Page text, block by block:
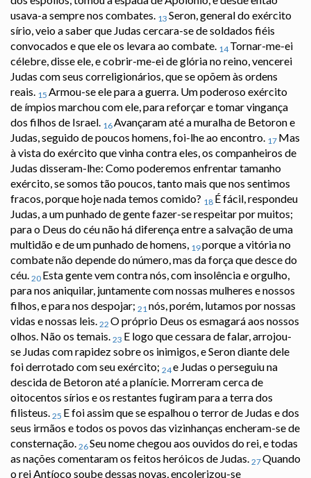
usava-a sempre nos combates. 13 Seron, general do exército
sírio, veio a saber que Judas cercara-se de soldados fiéis
convocados e que ele os levara ao combate. 14 Tornar-me-ei
célebre, disse ele, e cobrir-me-ei de glória no reino, vencerei
Judas com seus correligionários, que se opõem às ordens
reais. 15 Armou-se ele para a guerra. Um poderoso exército
de ímpios marchou com ele, para reforçar e tomar vingança
dos filhos de Israel. 16Avançaram até a muralha de Betoron e
Judas, seguido de poucos homens, foi-lhe ao encontro. 17 Mas
à vista do exército que vinha contra eles, os companheiros de
Judas disseram-lhe: Como poderemos enfrentar tamanho
exército, se somos tão poucos, tanto mais que nos sentimos
fracos, porque hoje nada temos comido? 18 É fácil, respondeu
Judas, a um punhado de gente fazer-se respeitar por muitos;
para o Deus do céu não há diferença entre a salvação de uma
multidão e de um punhado de homens, 19porque a vitória no
combate não depende do número, mas da força que desce do
céu. 20 Esta gente vem contra nós, com insolência e orgulho,
para nos aniquilar, juntamente com nossas mulheres e nossos
filhos, e para nos despojar; 21nós, porém, lutamos por nossas
vidas e nossas leis. 22 O próprio Deus os esmagará aos nossos
olhos. Não os temais. 23 E logo que cessara de falar, arrojou-
se Judas com rapidez sobre os inimigos, e Seron diante dele
foi derrotado com seu exército; 24e Judas o perseguiu na
descida de Betoron até a planície. Morreram cerca de
oitocentos sírios e os restantes fugiram para a terra dos
filisteus. 25 E foi assim que se espalhou o terror de Judas e dos
seus irmãos e todos os povos das vizinhanças encheram-se de
consternação. 26Seu nome chegou aos ouvidos do rei, e todas
as nações comentaram os feitos heróicos de Judas. 27Quando
o rei Antíoco soube dessas novas, encolerizou-se